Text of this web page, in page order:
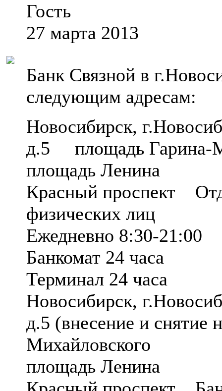
Гость
27 марта 2013
Банк Связной в
следующим адресам:
Новосибирск,
д.5 площадь Гарина-
площадь Ленина
Красный проспект
физических лиц
Ежедневно 8:30-21:00
Банкомат 24 часа
Терминал 24 часа
Новосибирск,
д.5 (внесение и
Михайловского
площадь Ленина